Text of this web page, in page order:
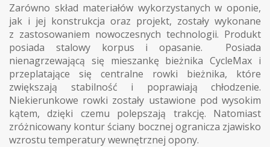
Zarówno skład materiałów wykorzystanych w oponie,
jak i jej konstrukcja oraz projekt, zostały wykonane
z zastosowaniem nowoczesnych technologii. Produkt
posiada stalowy korpus i opasanie. Posiada
nienagrzewającą się mieszankę bieżnika CycleMax i
przeplatające się centralne rowki bieżnika, które
zwiększają stabilność i poprawiają chłodzenie.
Niekierunkowe rowki zostały ustawione pod wysokim
kątem, dzięki czemu polepszają trakcję. Natomiast
zróżnicowany kontur ściany bocznej ogranicza zjawisko
wzrostu temperatury wewnętrznej opony.